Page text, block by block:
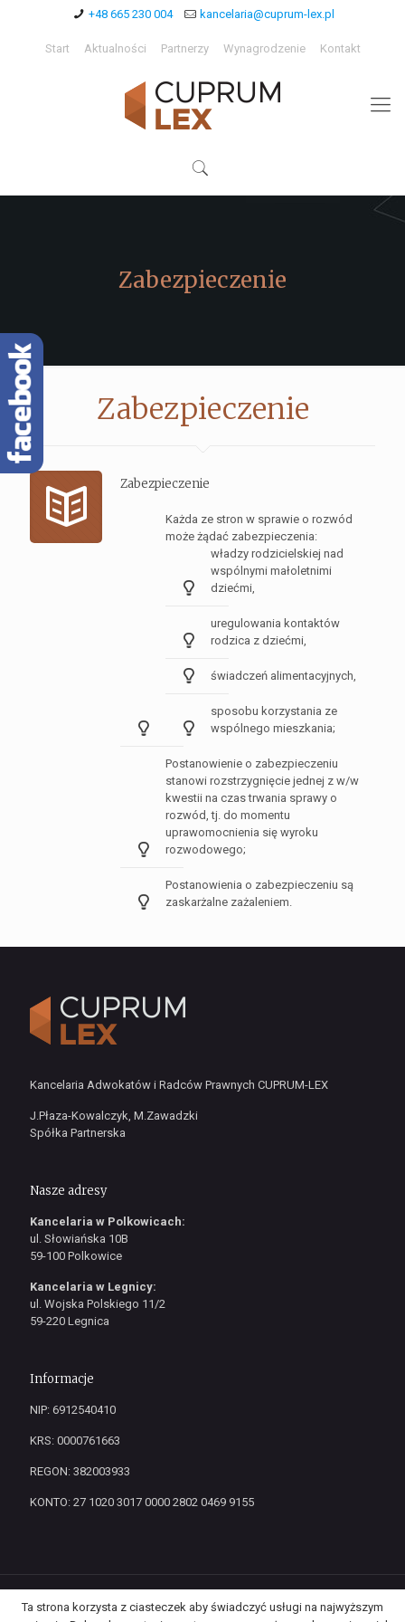
+48 665 230 004 kancelaria@cuprum-lex.pl
Start Aktualności Partnerzy Wynagrodzenie Kontakt
Zabezpieczenie
Zabezpieczenie
Zabezpieczenie
Każda ze stron w sprawie o rozwód
może żądać zabezpieczenia:
władzy rodzicielskiej nad
wspólnymi małoletnimi
dziećmi,
uregulowania kontaktów
rodzica z dziećmi,
świadczeń alimentacyjnych,
sposobu korzystania ze
wspólnego mieszkania;
Postanowienie o zabezpieczeniu
stanowi rozstrzygnięcie jednej z w/w
kwestii na czas trwania sprawy o
rozwód, tj. do momentu
uprawomocnienia się wyroku
rozwodowego;
Postanowienia o zabezpieczeniu są
zaskarżalne zażaleniem.
Kancelaria Adwokatów i Radców Prawnych CUPRUM-LEX
J.Płaza-Kowalczyk, M.Zawadzki
Spółka Partnerska
Nasze adresy
Kancelaria w Polkowicach:
ul. Słowiańska 10B
59-100 Polkowice
Kancelaria w Legnicy:
ul. Wojska Polskiego 11/2
59-220 Legnica
Informacje
NIP: 6912540410
KRS: 0000761663
REGON: 382003933
KONTO: 27 1020 3017 0000 2802 0469 9155
Ta strona korzysta z ciasteczek aby świadczyć usługi na najwyższym